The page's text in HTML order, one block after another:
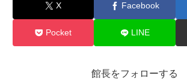
X Facebook
Pocket LINE
館長をフォローする